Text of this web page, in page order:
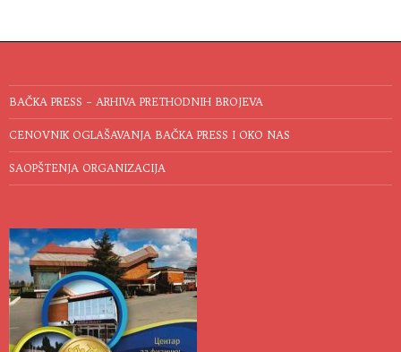
BAČKA PRESS – ARHIVA PRETHODNIH BROJEVA
CENOVNIK OGLAŠAVANJA BAČKA PRESS I OKO NAS
SAOPŠTENJA ORGANIZACIJA